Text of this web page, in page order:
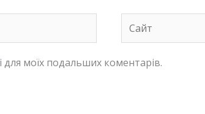
Сайт
для моїх подальших коментарів.